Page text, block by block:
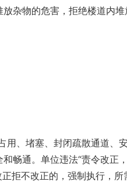
杂物的危害，拒绝楼道内
用、堵塞、封闭疏散通道、
畅通。单位违法“责令改正
拒不改正的，强制执行，所